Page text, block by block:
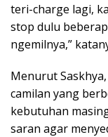
teri-charge lagi,
stop dulu
ngemilnya,”
Menurut
camilan yang
kebutuhan
saran agar